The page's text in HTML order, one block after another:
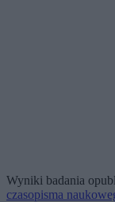
Wyniki badania
czasopisma